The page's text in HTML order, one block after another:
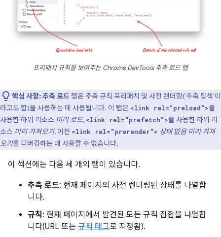
프리패치 규칙을 보여주는 Chrome DevTools 추측 로드 탭
핵심 사항:추측 로드 탭은 추측 규칙 프리패치 및 사전 렌더링('추측 탐색'이
라고도 함)을 사용하는 데 사용됩니다. 이 탭은 <link rel="preload">를
사용한 하위 리소스 미리 로드, <link rel="prefetch">를 사용한 하위 리
소스 미리 가져오기, 이전 <link rel="prerender"> 상태 없음 미리 가져
오기를 디버깅하는 데 사용할 수 없습니다.
이 섹션에는 다음 세 개의 탭이 있습니다.
추측 로드: 현재 페이지의 사전 렌더링된 상태를 나열합
니다.
규칙: 현재 페이지에서 발견된 모든 규칙 집합을 나열합
니다(URL 또는 규칙 태그로 지정됨).